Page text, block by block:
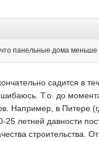
панельные дома меньше
садится в
Т.о. до
Например, в Питере
летней давности